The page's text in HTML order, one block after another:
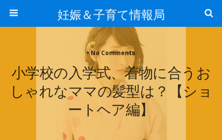
妊娠＆子育て情報局
• No Comments
小学校の入学式、着物に合うお
しゃれなママの髪型は？【ショ
ートヘア編】